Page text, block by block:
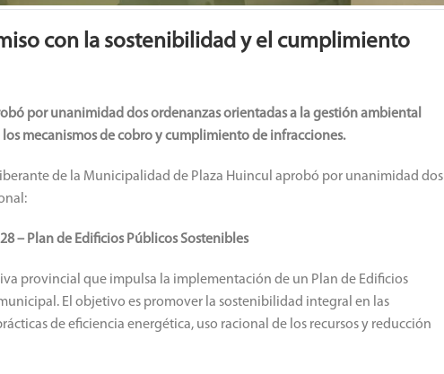
con la sostenibilidad y el cumplimiento
por unanimidad dos ordenanzas orientadas a la gestión ambiental
mecanismos de cobro y cumplimiento de infracciones.
de la Municipalidad de Plaza Huincul aprobó por unanimidad dos
– Plan de Edificios Públicos Sostenibles
provincial que impulsa la implementación de un Plan de Edificios
El objetivo es promover la sostenibilidad integral en las
de eficiencia energética, uso racional de los recursos y reducción